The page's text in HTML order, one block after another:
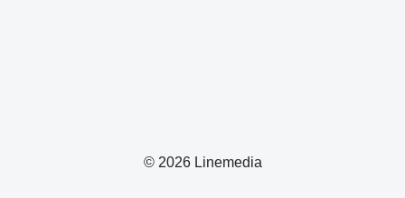
© 2026 Linemedia